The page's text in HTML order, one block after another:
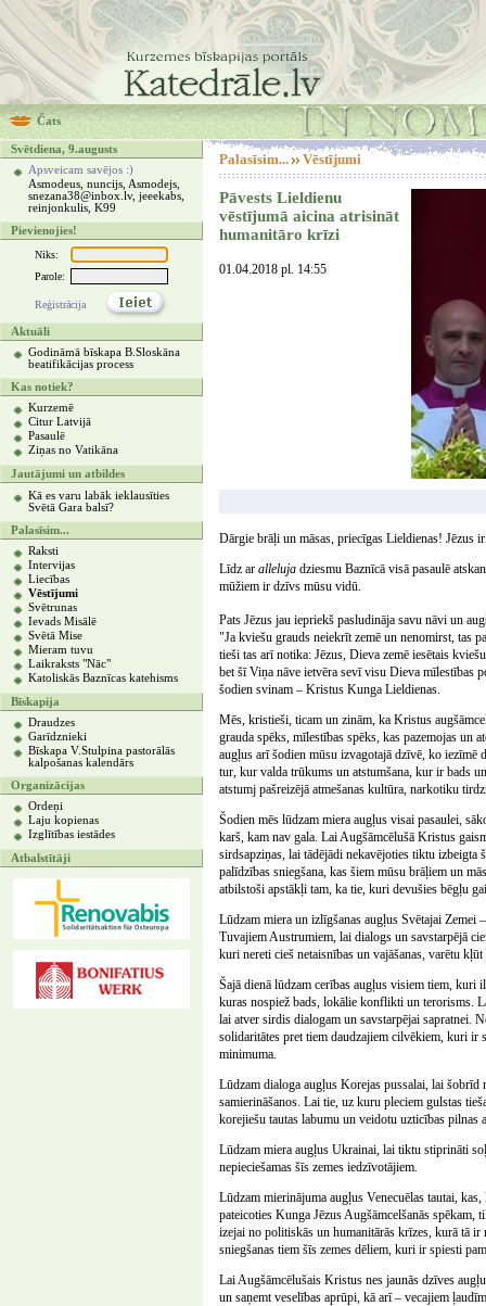
Čats
Svētdiena, 9.augusts
Apsveicam savējos :)
Asmodeus, nuncijs, Asmodejs,
snezana38@inbox.lv, jeeekabs,
reinjonkulis, K99
Pievienojies!
Niks:
Parole:
Reģistrācija
Aktuāli
Godināmā bīskapa B.Sloskāna
beatifikācijas process
Kas notiek?
Kurzemē
Citur Latvijā
Pasaulē
Ziņas no Vatikāna
Jautājumi un atbildes
Kā es varu labāk ieklausīties
Svētā Gara balsī?
Palasīsim...
Raksti
Intervijas
Liecības
Vēstījumi
Svētrunas
Ievads Misālē
Svētā Mise
Mieram tuvu
Laikraksts "Nāc"
Katoliskās Baznīcas katehisms
Bīskapija
Draudzes
Garīdznieki
Bīskapa V.Stulpina pastorālās
kalpošanas kalendārs
Organizācijas
Ordeņi
Laju kopienas
Izglītības iestādes
Atbalstītāji
Palasīsim... Vēstījumi
Pāvests Lieldienu
vēstījumā aicina atrisināt
humanitāro krīzi
01.04.2018 pl. 14:55
Dārgie brāļi un māsas, priecīgas Lieldienas! Jēzus
Līdz ar alleluja dziesmu Baznīcā visā pasaulē
mūžiem ir dzīvs mūsu vidū.
Pats Jēzus jau iepriekš pasludināja savu nāvi un
"Ja kviešu grauds neiekrīt zemē un nenomirst, tas
tieši tas arī notika: Jēzus, Dieva zemē iesētais
bet šī Viņa nāve ietvēra sevī visu Dieva mīlestības
šodien svinam – Kristus Kunga Lieldienas.
Mēs, kristieši, ticam un zinām, ka Kristus
grauda spēks, mīlestības spēks, kas pazemojas un
augļus arī šodien mūsu izvagotajā dzīvē, ko iezīmē
tur, kur valda trūkums un atstumšana, kur ir bads
atstumj pašreizējā atmešanas kultūra, narkotiku
Šodien mēs lūdzam miera augļus visai pasaulei,
karš, kam nav gala. Lai Augšāmcēlušā Kristus
sirdsapziņas, lai tādējādi nekavējoties tiktu
palīdzības sniegšana, kas šiem mūsu brāļiem un
atbilstoši apstākļi tam, ka tie, kuri devušies bēgļu
Lūdzam miera un izlīgšanas augļus Svētajai Zemei
Tuvajiem Austrumiem, lai dialogs un savstarpējā
kuri nereti cieš netaisnības un vajāšanas, varētu
Šajā dienā lūdzam cerības augļus visiem tiem, kuri
kuras nospiež bads, lokālie konflikti un terorisms.
lai atver sirdis dialogam un savstarpējai sapratnei.
solidaritātes pret tiem daudzajiem cilvēkiem, kuri ir
minimuma.
Lūdzam dialoga augļus Korejas pussalai, lai šobrīd
samierināšanos. Lai tie, uz kuru pleciem gulstas
korejiešu tautas labumu un veidotu uzticības pilnas
Lūdzam miera augļus Ukrainai, lai tiktu stiprināti
nepieciešamas šīs zemes iedzīvotājiem.
Lūdzam mierinājuma augļus Venecuēlas tautai,
pateicoties Kunga Jēzus Augšāmcelšanās
izejai no politiskās un humanitārās krīzes, kurā tā
sniegšanas tiem šīs zemes dēliem, kuri ir spiesti
Lai Augšāmcēlušais Kristus nes jaunās dzīves
un saņemt veselības aprūpi, kā arī – vecajiem